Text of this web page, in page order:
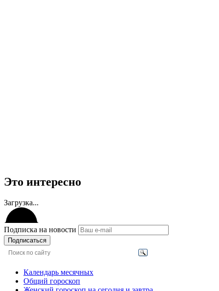
Это интересно
Загрузка...
Подписка на новости
Подписаться
Календарь месячных
Общий гороскоп